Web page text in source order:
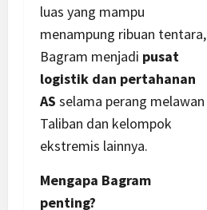
luas yang mampu
menampung ribuan tentara,
Bagram menjadi pusat
logistik dan pertahanan
AS selama perang melawan
Taliban dan kelompok
ekstremis lainnya.
Mengapa Bagram
penting?